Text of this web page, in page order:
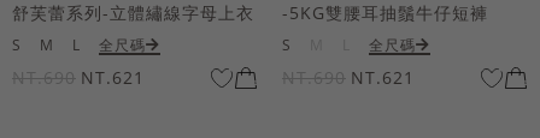
舒芙蕾系列-立體繡線字母上衣
S M L 全尺碼
NT.690 NT.621
-5KG雙腰耳抽鬚牛仔短褲
S 全尺碼
NT.690 NT.621